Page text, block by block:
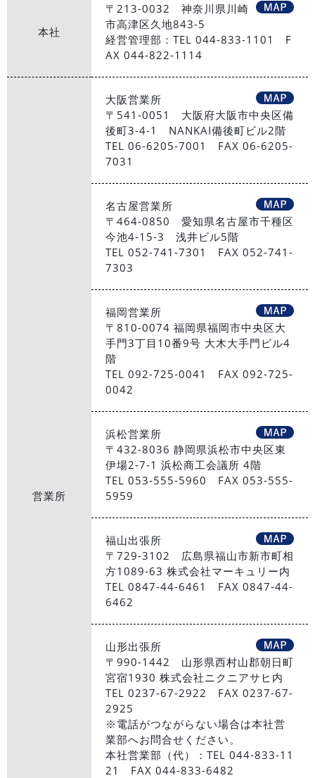
本社
〒213-0032 神奈川県川崎
市高津区久地843-5
経営管理部：TEL 044-833-1101 F
AX 044-822-1114
営業所
大阪営業所
〒541-0051 大阪府大阪市中央区備
後町3-4-1 NANKAI備後町ビル2階
TEL 06-6205-7001 FAX 06-6205-
7031
名古屋営業所
〒464-0850 愛知県名古屋市千種区
今池4-15-3 浅井ビル5階
TEL 052-741-7301 FAX 052-741-
7303
福岡営業所
〒810-0074 福岡県福岡市中央区大
手門3丁目10番9号 大木大手門ビル4
階
TEL 092-725-0041 FAX 092-725-
0042
浜松営業所
〒432-8036 静岡県浜松市中央区東
伊場2-7-1 浜松商工会議所 4階
TEL 053-555-5960 FAX 053-555-
5959
福山出張所
〒729-3102 広島県福山市新市町相
方1089-63 株式会社マーキュリー内
TEL 0847-44-6461 FAX 0847-44-
6462
山形出張所
〒990-1442 山形県西村山郡朝日町
宮宿1930 株式会社ニクニアサヒ内
TEL 0237-67-2922 FAX 0237-67-
2925
※電話がつながらない場合は本社営
業部へお問合せください。
本社営業部（代）：TEL 044-833-11
21 FAX 044-833-6482